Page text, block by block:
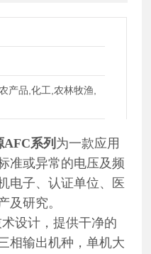
产品,化工,农林牧渔,
AFC系列 为一款应用
准或异常的电压及频
电子、认证单位、医
及研究。
设计，提供干净的
相输出机种，单机大